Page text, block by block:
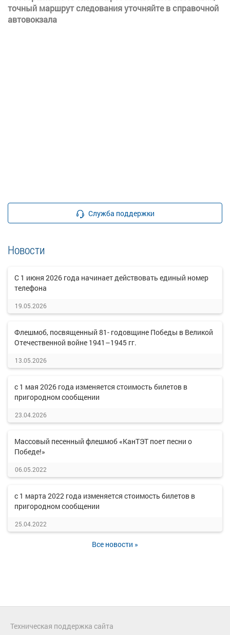
точный маршрут следования уточняйте в справочной
автовокзала
Служба поддержки
Новости
C 1 июня 2026 года начинает действовать единый номер
телефона
19.05.2026
Флешмоб, посвященный 81- годовщине Победы в Великой
Отечественной войне 1941–1945 гг.
13.05.2026
с 1 мая 2026 года изменяется стоимость билетов в
пригородном сообщении
23.04.2026
Массовый песенный флешмоб «КанТЭТ поет песни о
Победе!»
06.05.2022
с 1 марта 2022 года изменяется стоимость билетов в
пригородном сообщении
25.04.2022
Все новости »
Техническая поддержка сайта